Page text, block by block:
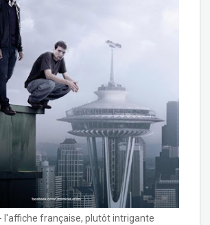
l'affiche française, plutôt intrigante